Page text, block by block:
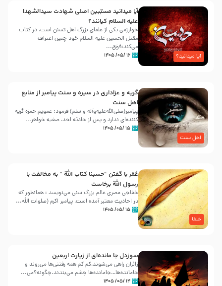
آیا میدانید؟
آیا میدانید مسبّبین اصلی شهادت سیدالشهدا
علیه ‌السلام کیانند؟
خوارزمی یکی از علمای بزرگ اهل تسنن است، در کتاب
مقتل الحسین علیه ‌السلام خود چنین اعتراف
می‌کند:فوَق...
۱۶ /۰۵/ ۱۴۰۵
اهل سنت
گریه و عزاداری در سیره و سنت پیامبر از منابع
اهل سنت
پیامبر(صلی‌الله‌علیه‌وآله و سلم) فرمود: عمویم حمزه گریه
کننده‌ای ندارد و پس از حادثه احد، صفیه خواهر...
۱۵ /۰۵/ ۱۴۰۵
خلفا
عُمَر با گفتن “حسبنا كتاب اللّه ” به مخالفت با
رسول اللّه برخاست
خفاجی مصری عالم بزرگ سنی می‌نویسد : همانطور که
در احادیث معتبر آمده است، پیامبر اکرم (صلوات اللّه...
۱۵ /۰۵/ ۱۴۰۵
سوزدل جا مانده‌ای از زیارت اربعین
زائران راهی می‌شوند،کم‌ کم همه رفتنی‌ها می‌روند و
جامانده‌ها…جامانده‌ها چشم می‌بندند.چگونه؟می‌...
۱۴ /۰۵/ ۱۴۰۵